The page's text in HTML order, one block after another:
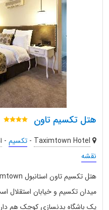
هتل تکسیم تاون
Taximtown Hotel
- تکسیم -
نقشه
میدان تکسیم و خیابان استقلال
یک باشگاه بدنسازی کوچک هم